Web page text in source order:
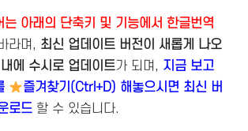
는 아래의 단축키 및 기능에서 한글번역
라며, 최신 업데이트 버전이 새롭게 나오
에 수시로 업데이트가 되며, 지금 보고
즐겨찾기(Ctrl+D) 해놓으시면 최신 버
로드 할 수 있습니다.